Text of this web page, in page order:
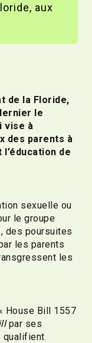
aux
de la Floride,
le
vise à
des parents à
de
sexuelle ou
le groupe
des poursuites
les parents
les
House Bill 1557
par ses
qualifient